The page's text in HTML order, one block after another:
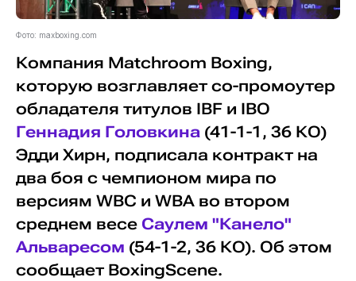
Фото: maxboxing.com
Компания Matchroom Boxing,
которую возглавляет со-промоутер
обладателя титулов IBF и IBO
Геннадия Головкина(41-1-1, 36 КО)
Эдди Хирн, подписала контракт на
два боя с чемпионом мира по
версиям WBC и WBA во втором
среднем весе Саулем "Канело"
Альваресом (54-1-2, 36 КО). Об этом
сообщает BoxingScene.